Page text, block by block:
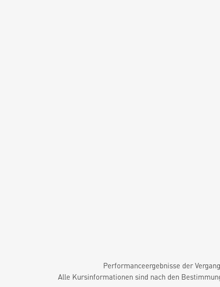
Performanceergebnisse der
Alle Kursinformationen sind nach den